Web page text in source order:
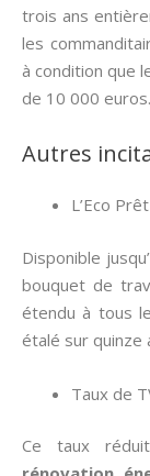
trois ans
les
à condition que
de 10 000 euros.
Autres
L’Eco
Disponible
bouquet de
étendu à tous
étalé sur quinze
Taux de
Ce taux